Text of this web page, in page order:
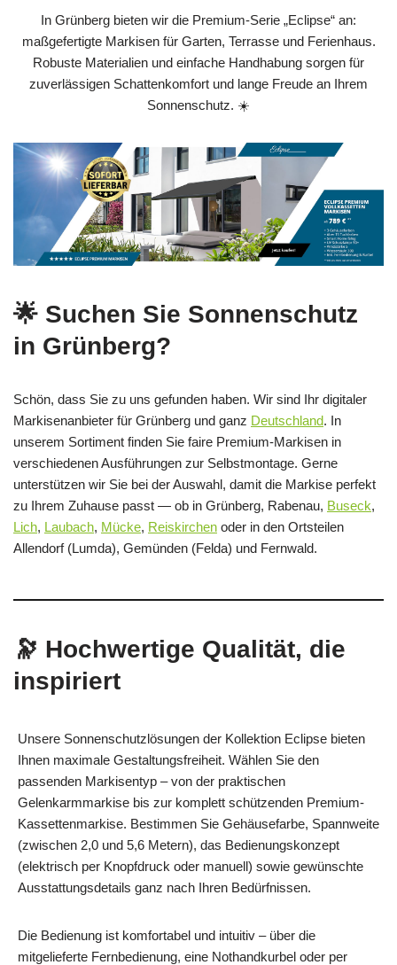
In Grünberg bieten wir die Premium-Serie „Eclipse“ an:
maßgefertigte Markisen für Garten, Terrasse und Ferienhaus.
Robuste Materialien und einfache Handhabung sorgen für
zuverlässigen Schattenkomfort und lange Freude an Ihrem
Sonnenschutz. ☀️
🌟 Suchen Sie Sonnenschutz
in Grünberg?
Schön, dass Sie zu uns gefunden haben. Wir sind Ihr digitaler
Markisenanbieter für Grünberg und ganz Deutschland. In
unserem Sortiment finden Sie faire Premium-Markisen in
verschiedenen Ausführungen zur Selbstmontage. Gerne
unterstützen wir Sie bei der Auswahl, damit die Markise perfekt
zu Ihrem Zuhause passt — ob in Grünberg, Rabenau, Buseck,
Lich, Laubach, Mücke, Reiskirchen oder in den Ortsteilen
Allendorf (Lumda), Gemünden (Felda) und Fernwald.
🔭 Hochwertige Qualität, die
inspiriert
Unsere Sonnenschutzlösungen der Kollektion Eclipse bieten
Ihnen maximale Gestaltungsfreiheit. Wählen Sie den
passenden Markisentyp – von der praktischen
Gelenkarmmarkise bis zur komplett schützenden Premium-
Kassettenmarkise. Bestimmen Sie Gehäusefarbe, Spannweite
(zwischen 2,0 und 5,6 Metern), das Bedienungskonzept
(elektrisch per Knopfdruck oder manuell) sowie gewünschte
Ausstattungsdetails ganz nach Ihren Bedürfnissen.
Die Bedienung ist komfortabel und intuitiv – über die
mitgelieferte Fernbedienung, eine Nothandkurbel oder per